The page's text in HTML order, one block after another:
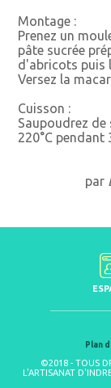
Montage :
Prenez un
pâte sucrée
d'abricots puis
Versez la
Cuisson :
Saupoudrez
220°C pendant
par
Plan
©2018 - TOUS
L'ARTISANAT